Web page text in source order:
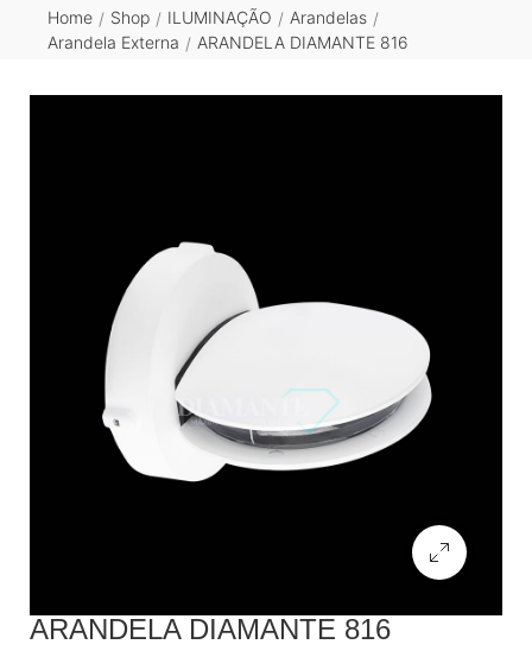
Home / Shop / ILUMINAÇÃO / Arandelas /
Arandela Externa / ARANDELA DIAMANTE 816
ARANDELA DIAMANTE 816